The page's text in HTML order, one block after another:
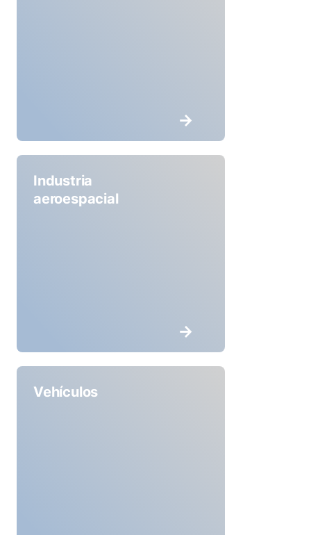
Industria
aeroespacial
Vehículos